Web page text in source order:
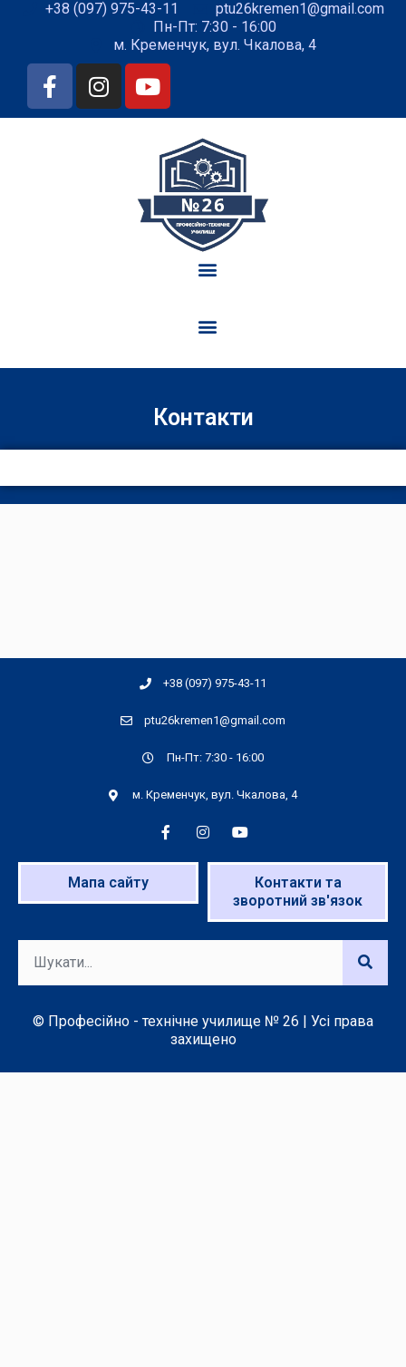
+38 (097) 975-43-11
ptu26kremen1@gmail.com
Пн-Пт: 7:30 - 16:00
м. Кременчук, вул. Чкалова, 4
Контакти
+38 (097) 975-43-11
ptu26kremen1@gmail.com
Пн-Пт: 7:30 - 16:00
м. Кременчук, вул. Чкалова, 4
Мапа сайту
Контакти та
зворотний зв'язок
© Професійно - технічне училище № 26 | Усі права
захищено